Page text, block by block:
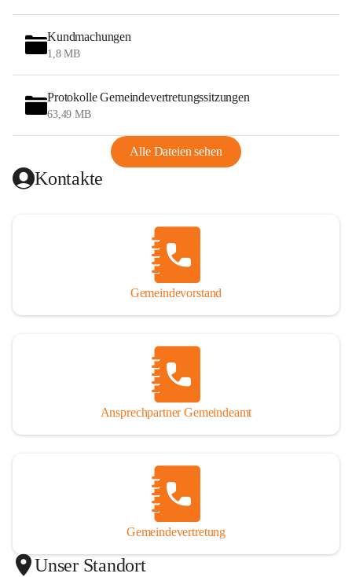
Kundmachungen
1,8 MB
Protokolle Gemeindevertretungssitzungen
63,49 MB
Alle Dateien sehen
Kontakte
Gemeindevorstand
Ansprechpartner Gemeindeamt
Gemeindevertretung
Unser Standort